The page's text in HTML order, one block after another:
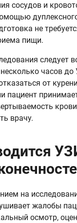
сосудов и
не
пищи.
следует
часов до
от
пациент
врачу.
на
жалобы
осмотр,